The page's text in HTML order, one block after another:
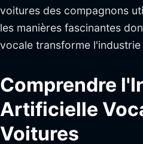
voitures des compagnons
les manières fascinantes
vocale transforme
Comprendre
Artificielle
Voitures